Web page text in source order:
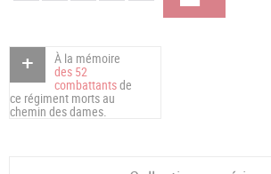
À la mémoire
des 52
combattantsde
ce régiment morts au
chemin des dames.